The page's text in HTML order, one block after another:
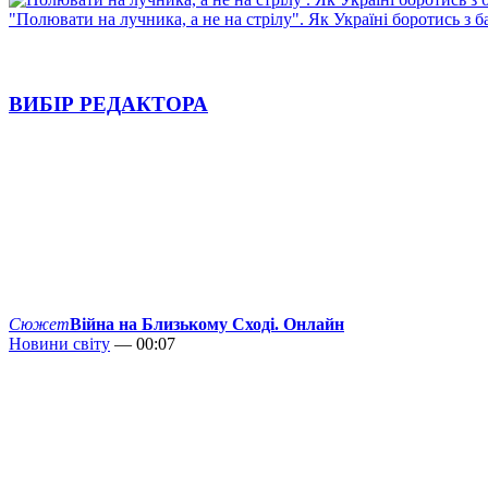
"Полювати на лучника, а не на стрілу". Як Україні боротись з
ВИБІР РЕДАКТОРА
СюжетВійна на Близькому Сході. Онлайн
Новини світу — 00:07